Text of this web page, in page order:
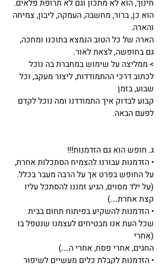
חינוך, הוא לא מתכון וגם לא תרופת פלאים.
הוא כן, ברור, מחשבה, העמקה, ליבון, צמיחה
והארה.
הארה של כל הטוב הנמצא בתוכנו ומחכה,
גם בחופשה, לצאת לאור.
> ממליצה על שימוש במחברת בה נוכל
לכתוב דרכי ההתמודדות, ליצור מעקב, וכל
שבוע, בזמן
קבוע לבדוק איך התמודדנו ומה נוכל לקדם
לפעם הבאה.
ג. חופש הוא גם הזדמנות!!!
• הזדמנות עבורנו להצמיח הסתכלות אחרת,
על החופש בפרט אך על הרבה מעבר בכלל.
(על ילד מסוים, הגיע זמננו להסתכל עליו
קצת אחרת….)
• הזדמנות להשקיע בפיתוח תחום בבית
שכל העת אנו מבטיחים לעצמנו שנטפל בו
(אחרי
החגים, אחרי פסח, אחרי ה….)
• הזדמנות לקבלת כלים מעשיים לשיפור